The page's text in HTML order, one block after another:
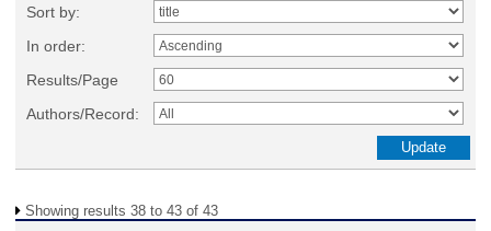
Sort by:
In order:
Results/Page
Authors/Record:
Showing results 38 to 43 of 43